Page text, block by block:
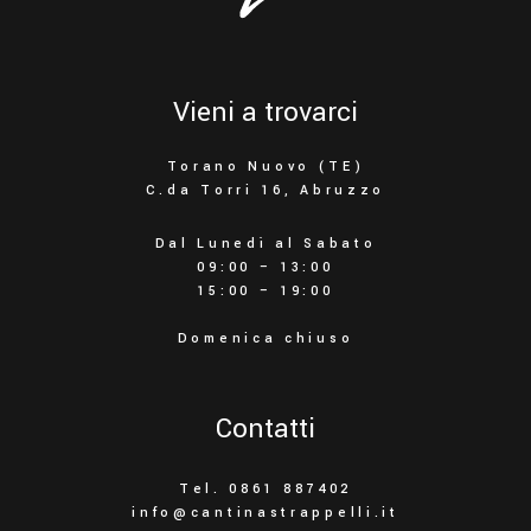
Vieni a trovarci
Torano Nuovo (TE)
C.da Torri 16, Abruzzo
Dal Lunedì al Sabato
09:00 – 13:00
15:00 – 19:00
Domenica chiuso
Contatti
Tel. 0861 887402
info@cantinastrappelli.it